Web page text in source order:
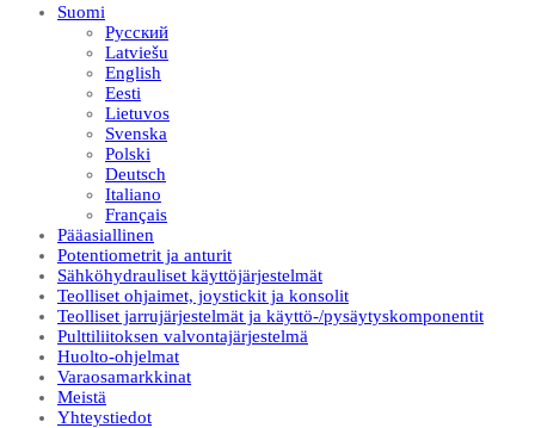
Suomi
Русский
Latviešu
English
Eesti
Lietuvos
Svenska
Polski
Deutsch
Italiano
Français
Pääasiallinen
Potentiometrit ja anturit
Sähköhydrauliset käyttöjärjestelmät
Teolliset ohjaimet, joystickit ja konsolit
Teolliset jarrujärjestelmät ja käyttö-/pysäytyskomponentit
Pulttiliitoksen valvontajärjestelmä
Huolto-ohjelmat
Varaosamarkkinat
Meistä
Yhteystiedot